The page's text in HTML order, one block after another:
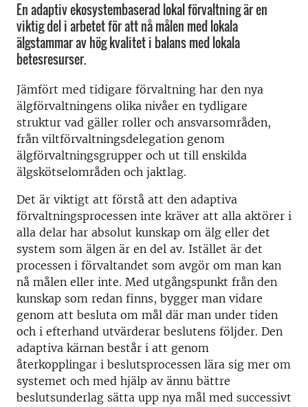
En adaptiv ekosystembaserad lokal förvaltning är en
viktig del i arbetet för att nå målen med lokala
älgstammar av hög kvalitet i balans med lokala
betesresurser.
Jämfört med tidigare förvaltning har den nya
älgförvaltningens olika nivåer en tydligare
struktur vad gäller roller och ansvarsområden,
från viltförvaltningsdelegation genom
älgförvaltningsgrupper och ut till enskilda
älgskötselområden och jaktlag.
Det är viktigt att förstå att den adaptiva
förvaltningsprocessen inte kräver att alla aktörer i
alla delar har absolut kunskap om älg eller det
system som älgen är en del av. Istället är det
processen i förvaltandet som avgör om man kan
nå målen eller inte. Med utgångspunkt från den
kunskap som redan finns, bygger man vidare
genom att besluta om mål där man under tiden
och i efterhand utvärderar beslutens följder. Den
adaptiva kärnan består i att genom
återkopplingar i beslutsprocessen lära sig mer om
systemet och med hjälp av ännu bättre
beslutsunderlag sätta upp nya mål med successivt